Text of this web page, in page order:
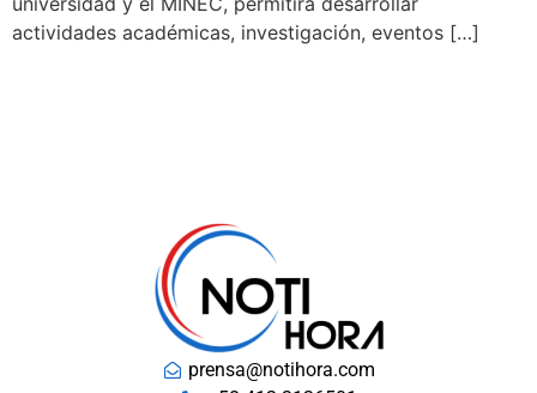
actividades académicas, investigación, eventos […]
prensa@notihora.com